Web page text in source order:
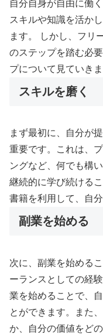
自分自身が自由に働
スキルや知識を活か
ます。 しかし、フリ
のステップを踏む必
プについて見ていきま
スキルを磨く
まず最初に、自分が
重要です。これは、
ングなど、何でも構
継続的に学び続ける
書籍を利用して、自
副業を始める
次に、副業を始める
ーランスとしての経
業を始めることで、
とができます。また
か、自分の価値をど